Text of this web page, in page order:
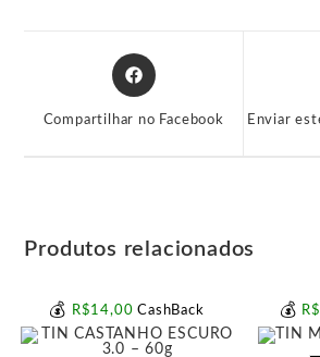
Abre
em
Compartilhar no Facebook Enviar
Produtos relacionados
💰 R$14,00CashBack 💰 R$